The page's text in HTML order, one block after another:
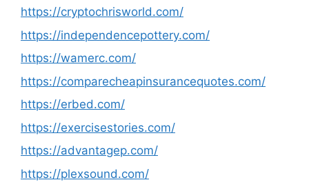
https://cryptochrisworld.com/
https://independencepottery.com/
https://wamerc.com/
https://comparecheapinsurancequotes.com/
https://erbed.com/
https://exercisestories.com/
https://advantagep.com/
https://plexsound.com/